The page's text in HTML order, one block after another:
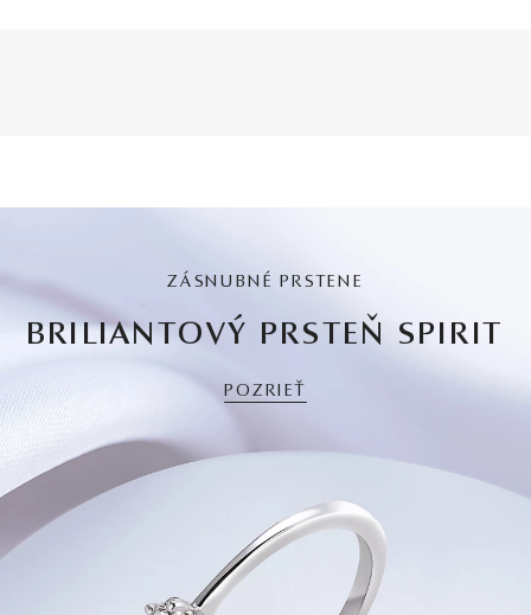
ZÁSNUBNÉ PRSTENE
BRILIANTOVÝ PRSTEŇ SPIRIT
POZRIEŤ